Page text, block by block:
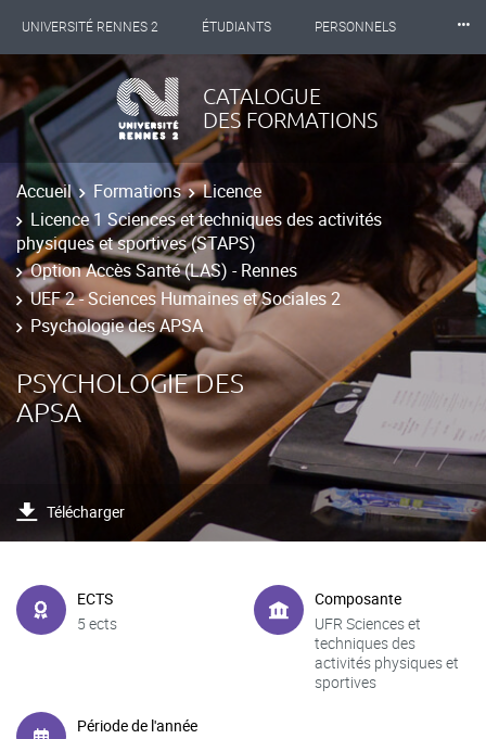
UNIVERSITÉ RENNES 2 ÉTUDIANTS PERSONNELS
INTERNATIONAL PROFESSIONNELS
LES NOUVELLES DE RENNES 2
⸱⸱⸱
CATALOGUE
DES FORMATIONS
Accueil Formations
Licence
Licence 1 Sciences et techniques des activités
physiques et sportives (STAPS)
Option Accès Santé (LAS) - Rennes
UEF 2 - Sciences Humaines et Sociales 2
Psychologie des APSA
PSYCHOLOGIE DES
APSA
Télécharger
ECTS
5 ects
Composante
UFR Sciences et
techniques des
activités physiques et
sportives
Période de l'année